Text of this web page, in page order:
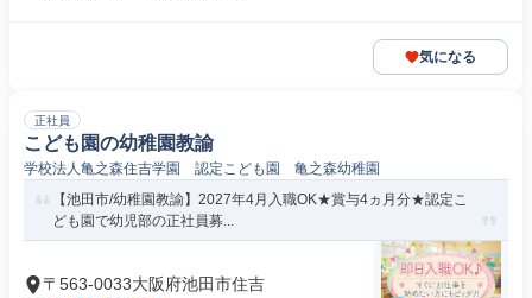
気になる
正社員
こども園の幼稚園教諭
学校法人亀之森住吉学園 認定こども園 亀之森幼稚園
【池田市/幼稚園教諭】2027年4月入職OK★賞与4ヵ月分★認定こ
ども園で幼児部の正社員募...
〒563-0033大阪府池田市住吉